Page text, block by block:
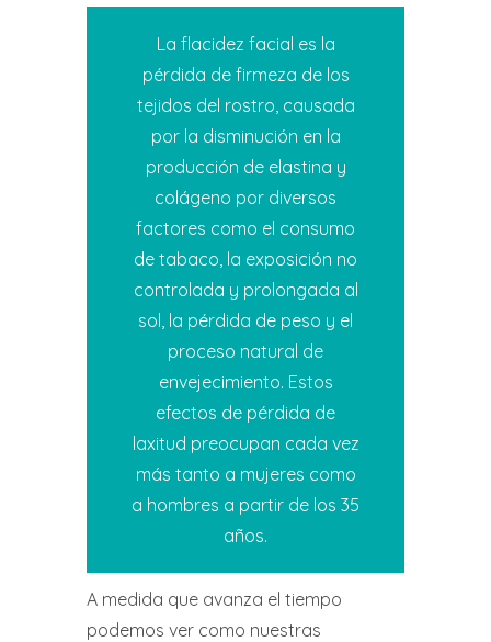
La flacidez facial es la
pérdida de firmeza de los
tejidos del rostro, causada
por la disminución en la
producción de elastina y
colágeno por diversos
factores como el consumo
de tabaco, la exposición no
controlada y prolongada al
sol, la pérdida de peso y el
proceso natural de
envejecimiento. Estos
efectos de pérdida de
laxitud preocupan cada vez
más tanto a mujeres como
a hombres a partir de los 35
años.
A medida que avanza el tiempo
podemos ver como nuestras